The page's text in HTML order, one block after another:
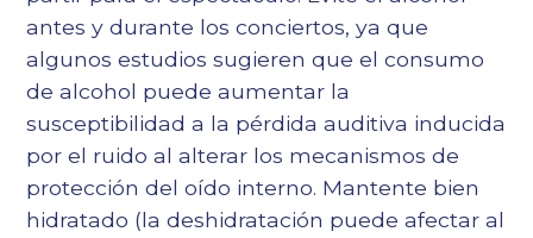
antes y durante los conciertos, ya que
algunos estudios sugieren que el consumo
de alcohol puede aumentar la
susceptibilidad a la pérdida auditiva inducida
por el ruido al alterar los mecanismos de
protección del oído interno. Mantente bien
hidratado (la deshidratación puede afectar al